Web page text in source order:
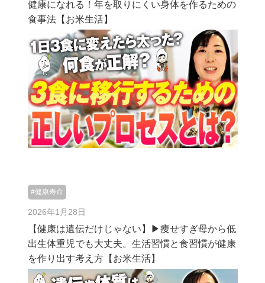
健康になれる！年を取りにくい身体を作るための
食事法【お米生活】
#健康寿命
2026年1月28日
【健康は遺伝だけじゃない】▶︎痩せすぎ母から低
出生体重児でも大丈夫。生活習慣と食習慣が健康
を作り出す考え方【お米生活】